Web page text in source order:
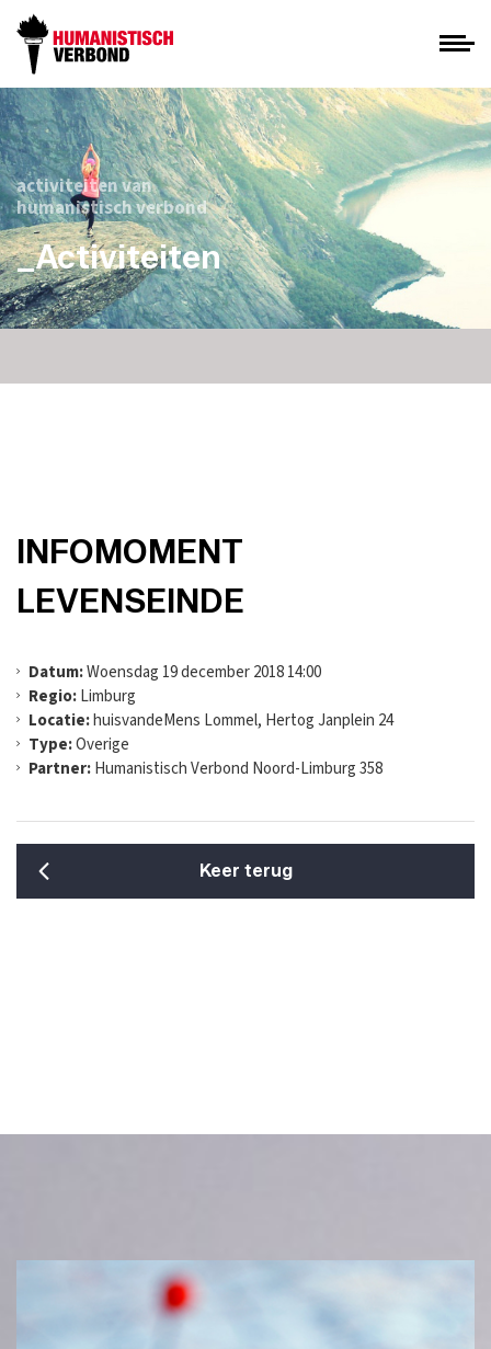
activiteiten van
humanistisch verbond
_Activiteiten
INFOMOMENT
LEVENSEINDE
Datum:Woensdag 19 december 2018 14:00
Regio:Limburg
Locatie:huisvandeMens Lommel, Hertog Janplein 24
Type:Overige
Partner:Humanistisch Verbond Noord-Limburg 358
Keer terug